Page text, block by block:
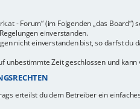
- Forum“ (im Folgenden „das
einverstanden.
nicht einverstanden bist, so darfst
unbestimmte Zeit geschlossen und
erteilst du dem Betreiber ein